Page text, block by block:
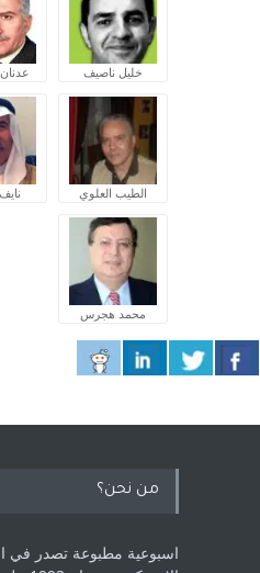
خليل ناصيف
الطيب العلوي
محمد هجرس
من نحن؟
اسبوعية مطبوعة تصدر في